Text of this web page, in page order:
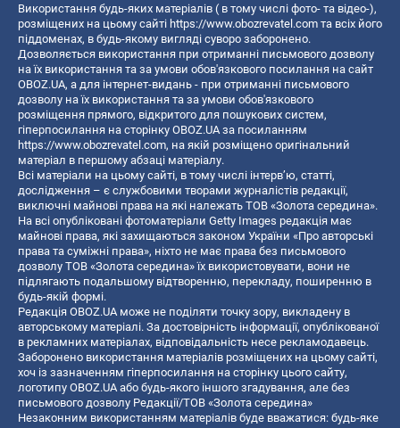
Використання будь-яких матеріалів ( в тому числі фото- та відео-),
розміщених на цьому сайті https://www.obozrevatel.com та всіх його
піддоменах, в будь-якому вигляді суворо заборонено.
Дозволяється використання при отриманні письмового дозволу
на їх використання та за умови обов'язкового посилання на сайт
OBOZ.UA, а для інтернет-видань - при отриманні письмового
дозволу на їх використання та за умови обов'язкового
розміщення прямого, відкритого для пошукових систем,
гіперпосилання на сторінку OBOZ.UA за посиланням
https://www.obozrevatel.com, на якій розміщено оригінальний
матеріал в першому абзаці матеріалу.
Всі матеріали на цьому сайті, в тому числі інтерв’ю, статті,
дослідження – є службовими творами журналістів редакції,
виключні майнові права на які належать ТОВ «Золота середина».
На всі опубліковані фотоматеріали Getty Images редакція має
майнові права, які захищаються законом України «Про авторські
права та суміжні права», ніхто не має права без письмового
дозволу ТОВ «Золота середина» їх використовувати, вони не
підлягають подальшому відтворенню, перекладу, поширенню в
будь-якій формі.
Редакція OBOZ.UA може не поділяти точку зору, викладену в
авторському матеріалі. За достовірність інформації, опублікованої
в рекламних матеріалах, відповідальність несе рекламодавець.
Заборонено використання матеріалів розміщених на цьому сайті,
хоч із зазначенням гіперпосилання на сторінку цього сайту,
логотипу OBOZ.UA або будь-якого іншого згадування, але без
письмового дозволу Редакції/ТОВ «Золота середина»
Незаконним використанням матеріалів буде вважатися: будь-яке